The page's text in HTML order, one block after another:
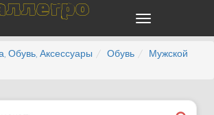
Обувь, Аксессуары Обувь
Мужской